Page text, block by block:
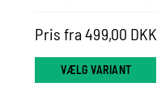
Pris fra 499,00 DKK
VÆLG VARIANT